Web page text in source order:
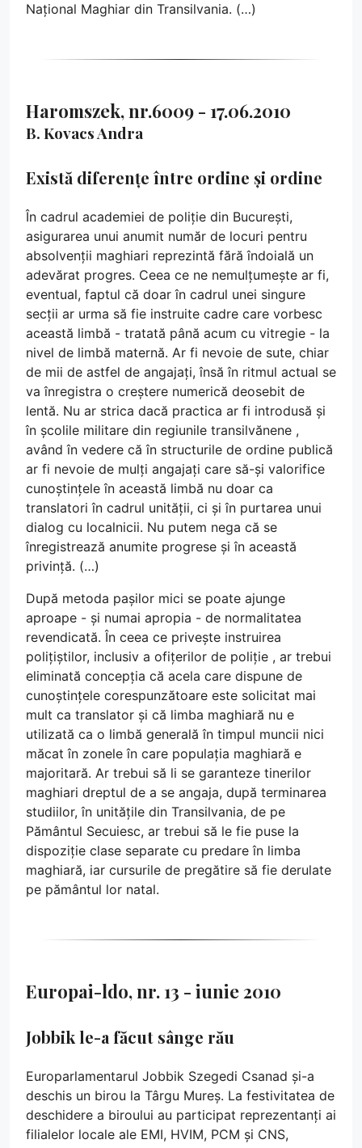
Național Maghiar din Transilvania. (…)
Haromszek, nr.6009 - 17.06.2010
B. Kovacs Andra
Există diferențe între ordine și ordine
În cadrul academiei de poliție din București,
asigurarea unui anumit număr de locuri pentru
absolvenții maghiari reprezintă fără îndoială un
adevărat progres. Ceea ce ne nemulțumește ar fi,
eventual, faptul că doar în cadrul unei singure
secții ar urma să fie instruite cadre care vorbesc
această limbă - tratată până acum cu vitregie - la
nivel de limbă maternă. Ar fi nevoie de sute, chiar
de mii de astfel de angajați, însă în ritmul actual se
va înregistra o creștere numerică deosebit de
lentă. Nu ar strica dacă practica ar fi introdusă și
în școlile militare din regiunile transilvănene ,
având în vedere că în structurile de ordine publică
ar fi nevoie de mulți angajați care să-și valorifice
cunoștințele în această limbă nu doar ca
translatori în cadrul unității, ci și în purtarea unui
dialog cu localnicii. Nu putem nega că se
înregistrează anumite progrese și în această
privință. (…)
După metoda pașilor mici se poate ajunge
aproape - și numai apropia - de normalitatea
revendicată. În ceea ce privește instruirea
polițiștilor, inclusiv a ofițerilor de poliție , ar trebui
eliminată concepția că acela care dispune de
cunoștințele corespunzătoare este solicitat mai
mult ca translator și că limba maghiară nu e
utilizată ca o limbă generală în timpul muncii nici
măcat în zonele în care populația maghiară e
majoritară. Ar trebui să li se garanteze tinerilor
maghiari dreptul de a se angaja, după terminarea
studiilor, în unitățile din Transilvania, de pe
Pământul Secuiesc, ar trebui să le fie puse la
dispoziție clase separate cu predare în limba
maghiară, iar cursurile de pregătire să fie derulate
pe pământul lor natal.
Europai-ldo, nr. 13 - iunie 2010
Jobbik le-a făcut sânge rău
Europarlamentarul Jobbik Szegedi Csanad și-a
deschis un birou la Târgu Mureș. La festivitatea de
deschidere a biroului au participat reprezentanți ai
filialelor locale ale EMI, HVIM, PCM și CNS,